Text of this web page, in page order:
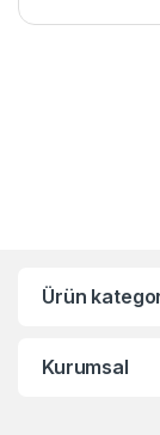
Ürün
Kurumsal